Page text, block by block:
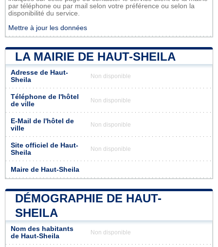
par téléphone ou par mail selon votre préférence ou selon la
disponibilité du service.
Mettre à jour les données
LA MAIRIE DE HAUT-SHEILA
Adresse de Haut-
Sheila
Non disponible
Téléphone de l'hôtel
de ville
Non disponible
E-Mail de l'hôtel de
ville
Non disponible
Site officiel de Haut-
Sheila
Non disponible
Maire de Haut-Sheila
DÉMOGRAPHIE DE HAUT-
SHEILA
Nom des habitants
de Haut-Sheila
Non disponible